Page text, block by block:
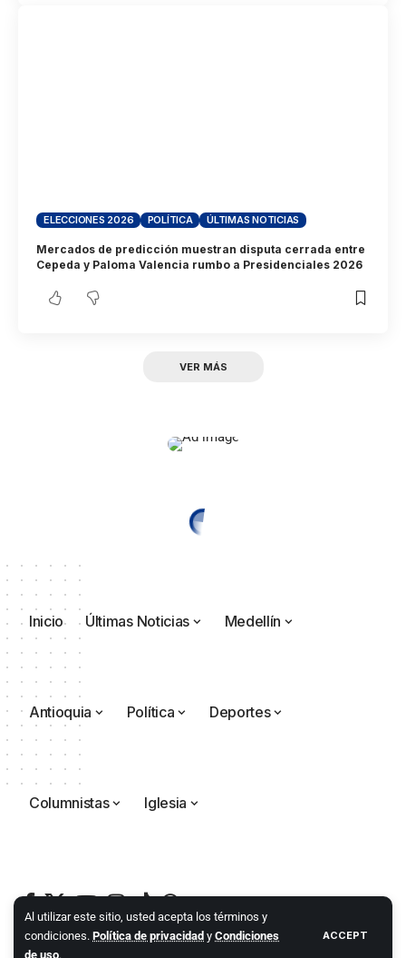
Al utilizar este sitio, usted acepta los términos y
condiciones. Política de privacidad y Condiciones
de uso.
ACCEPT
ELECCIONES 2026 POLÍTICA ÚLTIMAS NOTICIAS
Mercados de predicción muestran disputa cerrada entre
Cepeda y Paloma Valencia rumbo a Presidenciales 2026
VER MÁS
Inicio Últimas Noticias Medellín
Antioquia Política Deportes
Columnistas Iglesia